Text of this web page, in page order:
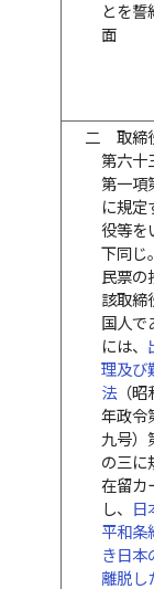
とを誓
面
二
取締
第六十
第一項
に規定
役等を
下同じ
民票の
該取締
国人で
には、
理及び
法（昭
年政令
九号）
の三に
在留カ
し、
日
平和条
き日本
離脱し